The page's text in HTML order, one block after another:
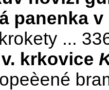
panenka
...
krkovice